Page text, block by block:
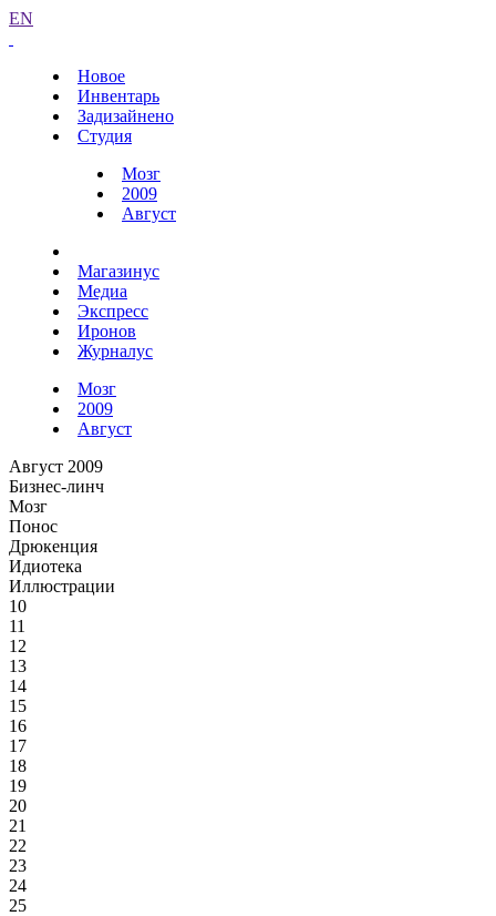
EN
Новое
Инвентарь
Задизайнено
Студия
Мозг
2009
Август
Магазинус
Медиа
Экспресс
Иронов
Журналус
Мозг
2009
Август
Август 2009
Бизнес-линч
Мозг
Понос
Дрюкенция
Идиотека
Иллюстрации
10
11
12
13
14
15
16
17
18
19
20
21
22
23
24
25